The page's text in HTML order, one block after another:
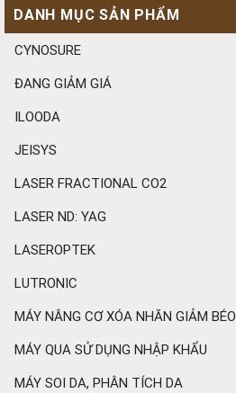
DANH MỤC SẢN PHẨM
CYNOSURE
ĐANG GIẢM GIÁ
ILOODA
JEISYS
LASER FRACTIONAL CO2
LASER ND: YAG
LASEROPTEK
LUTRONIC
MÁY NÂNG CƠ XÓA NHĂN GIẢM BÉO
MÁY QUA SỬ DỤNG NHẬP KHẨU
MÁY SOI DA, PHÂN TÍCH DA